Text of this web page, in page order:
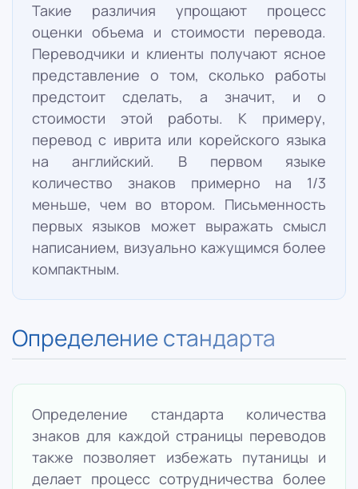
Такие различия упрощают процесс
оценки объема и стоимости перевода.
Переводчики и клиенты получают ясное
представление о том, сколько работы
предстоит сделать, а значит, и о
стоимости этой работы. К примеру,
перевод с иврита или корейского языка
на английский. В первом языке
количество знаков примерно на 1/3
меньше, чем во втором. Письменность
первых языков может выражать смысл
написанием, визуально кажущимся более
компактным.
Определение стандарта
Определение стандарта количества
знаков для каждой страницы переводов
также позволяет избежать путаницы и
делает процесс сотрудничества более